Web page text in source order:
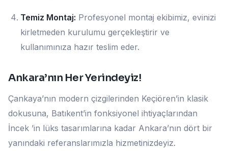
Temiz Montaj: Profesyonel montaj ekibimiz, evinizi
kirletmeden kurulumu gerçekleştirir ve
kullanımınıza hazır teslim eder.
Ankara’nın Her Yerindeyiz!
Çankaya’nın modern çizgilerinden Keçiören’in klasik
dokusuna, Batıkent’in fonksiyonel ihtiyaçlarından
İncek ’in lüks tasarımlarına kadar Ankara’nın dört bir
yanındaki referanslarımızla hizmetinizdeyiz.